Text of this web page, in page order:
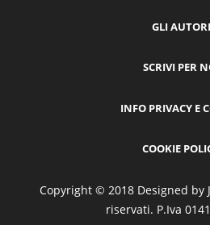
GLI AUTORI
SCRIVI PER
INFO PRIVACY E
COOKIE
Copyright © 2018 Designed by
riservati. P.Iva